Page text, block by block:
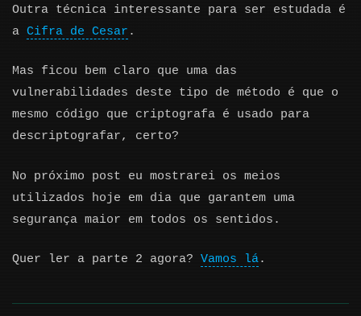
Outra técnica interessante para ser estudada é
a Cifra de Cesar .
Mas ficou bem claro que uma das
vulnerabilidades deste tipo de método é que o
mesmo código que criptografa é usado para
descriptografar, certo?
No próximo post eu mostrarei os meios
utilizados hoje em dia que garantem uma
segurança maior em todos os sentidos.
Quer ler a parte 2 agora? Vamos lá.